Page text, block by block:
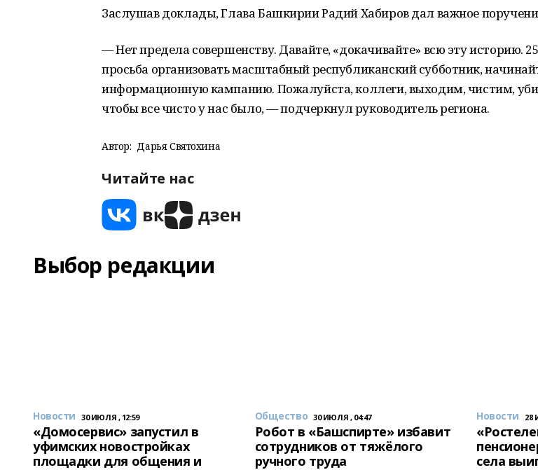
Заслушав доклады, Глава Башкирии Радий Хабиров дал важное
— Нет предела совершенству. Давайте, «докачивайте» всю эту историю.
просьба организовать масштабный республиканский субботник,
информационную кампанию. Пожалуйста, коллеги, выходим, чистим,
чтобы все чисто у нас было, — подчеркнул руководитель региона.
Автор: Дарья Святохина
Читайте нас
Выбор редакции
Новости 30 ИЮЛЯ , 12:59
«Домосервис» запустил в
уфимских новостройках
площадки для общения и
Общество 30 ИЮЛЯ , 04:47
Робот в «Башспирте» избавит
сотрудников от тяжёлого
ручного труда
Новости 28
села